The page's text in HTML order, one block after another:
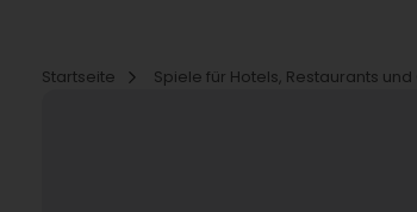
Startseite
Spiele für Hotels, Restaurants